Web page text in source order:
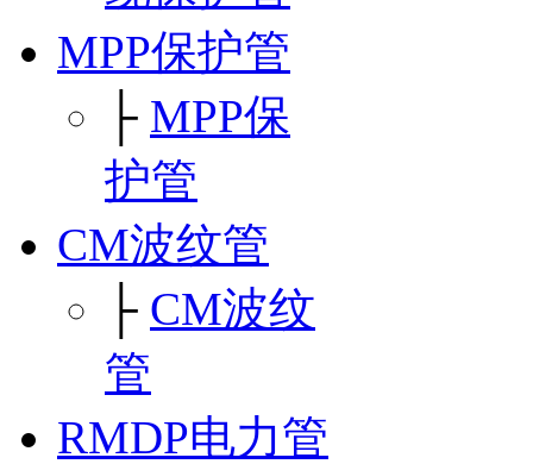
MPP保护管
├ MPP保
护管
CM波纹管
├ CM波纹
管
RMDP电力管